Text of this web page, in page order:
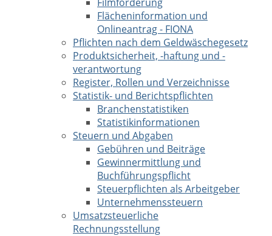
Flächeninformation und
Onlineantrag - FIONA
Pflichten nach dem Geldwäschegesetz
Produktsicherheit, -haftung und -
verantwortung
Register, Rollen und Verzeichnisse
Statistik- und Berichtspflichten
Branchenstatistiken
Statistikinformationen
Steuern und Abgaben
Gebühren und Beiträge
Gewinnermittlung und
Buchführungspflicht
Steuerpflichten als Arbeitgeber
Unternehmenssteuern
Umsatzsteuerliche
Rechnungsstellung